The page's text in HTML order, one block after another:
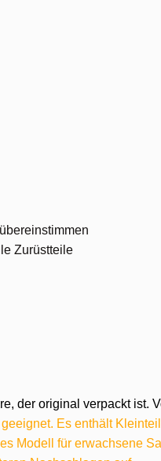
Zurüstteile
der original verpackt
Es enthält
Modell für erwachsene